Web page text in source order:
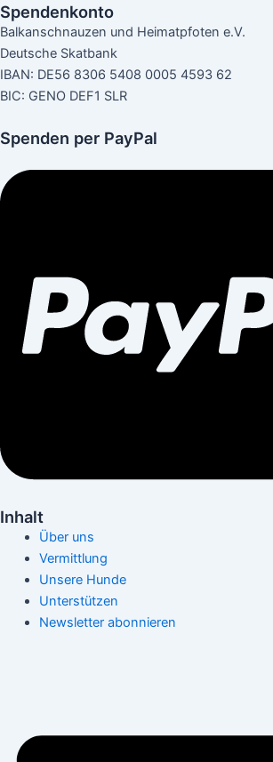
Spendenkonto
Balkanschnauzen und Heimatpfoten e.V.
Deutsche Skatbank
IBAN: DE56 8306 5408 0005 4593 62
BIC: GENO DEF1 SLR
Spenden per PayPal
Inhalt
Über uns
Vermittlung
Unsere Hunde
Unterstützen
Newsletter abonnieren